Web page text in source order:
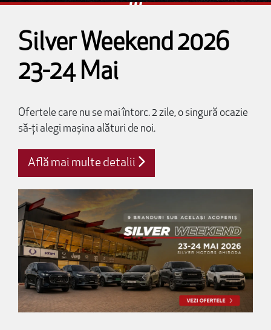
Silver Weekend 2026
23-24 Mai
Ofertele care nu se mai întorc. 2 zile, o singură ocazie
să-ți alegi mașina alături de noi.
Află mai multe detalii